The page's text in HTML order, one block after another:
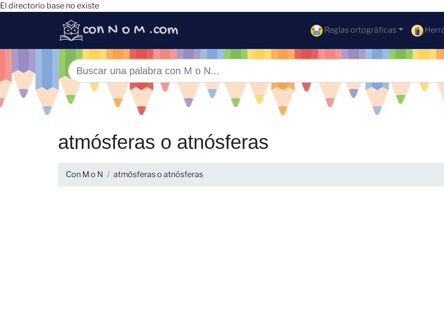
El directorio base no existe
Reglas ortográficas
atmósferas o atnósferas
Con M o N atmósferas o atnósferas